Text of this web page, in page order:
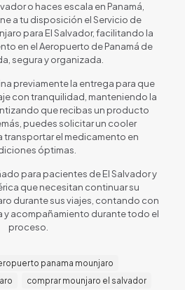
o haces escala en Panamá,
a tu disposición el Servicio de
para El Salvador, facilitando la
en el Aeropuerto de Panamá de
segura y organizada.
previamente la entrega para que
con tranquilidad, manteniendo la
que recibas un producto
puedes solicitar un cooler
transportar el medicamento en
óptimas.
para pacientes de El Salvador y
que necesitan continuar su
durante sus viajes, contando con
acompañamiento durante todo el
proceso.
panama mounjaro
comprar mounjaro el salvador